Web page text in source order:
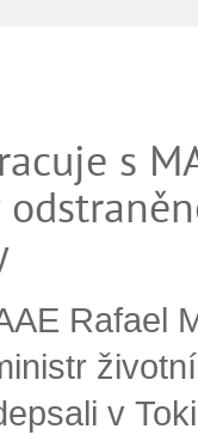
s
Rafael
v